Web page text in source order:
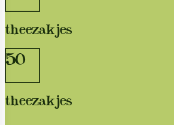
theezakjes
50
theezakjes